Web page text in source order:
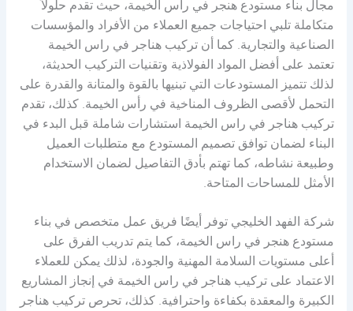
مجال بناء مستودع هنجر في راس الخيمة، حيث تقدم حلولاً
متكاملة تلبي احتياجات جميع العملاء من الأفراد والمؤسسات
الصناعية والتجارية. كما أن تركيب هناجر في راس الخيمة
تعتمد على أفضل المواد الفولاذية وتقنيات التركيب الحديثة،
لذلك تتميز المستودعات التي تبنيها بالقوة والمتانة والقدرة على
التحمل لأقصى الظروف المناخية في رأس الخيمة. كذلك، تقدم
تركيب هناجر في راس الخيمة استشارات شاملة قبل البدء في
البناء لضمان توافق تصميم المستودع مع متطلبات العميل
وطبيعة نشاطه، كما تهتم بأدق التفاصيل لضمان الاستخدام
الأمثل للمساحات المتاحة.
شركة الفهد الخليجي توفر أيضًا فريق عمل متخصص في بناء
مستودع هنجر في راس الخيمة، كما يتم تدريب الفرق على
أعلى مستويات السلامة المهنية والجودة، لذلك يمكن للعملاء
الاعتماد على تركيب هناجر في راس الخيمة في إنجاز المشاريع
الكبيرة والمعقدة بكفاءة واحترافية. كذلك، تحرص تركيب هناجر